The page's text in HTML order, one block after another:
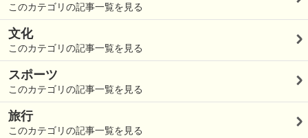
このカテゴリの記事一覧を見る
文化
このカテゴリの記事一覧を見る
スポーツ
このカテゴリの記事一覧を見る
旅行
このカテゴリの記事一覧を見る